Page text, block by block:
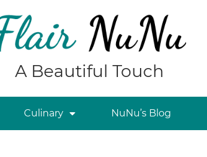
A Beautiful Touch
Culinary NuNu’s Blog